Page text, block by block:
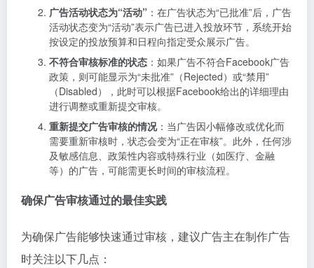
广告活动状态为“活动” ：在广告状态为“已批准”后，广告
活动状态变为“活动”表示广告已进入投放环节，系统开始
按设定的投放预算和日程向指定受众展示广告。
不符合审核标准的状态 ：如果广告不符合Facebook广告
政策，则可能显示为“未批准”（Rejected）或“禁用”
（Disabled），此时可以根据Facebook给出的详细理由
进行调整或重新提交审核。
重新提交广告审核的情况：当广告因小幅修改或优化而
需要重新审核时，状态会变为“正在审核”。此外，任何涉
及敏感信息、政策性内容或特殊行业（如医疗、金融
等）的广告，可能需更长时间的审核流程。
确保广告审核通过的最佳实践
为确保广告能够快速通过审核，建议广告主在制作广告
时关注以下几点：